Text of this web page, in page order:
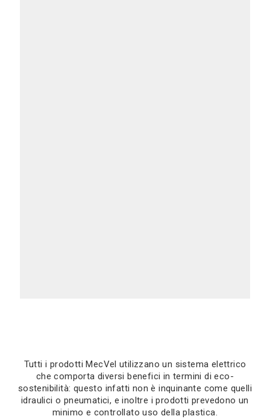
Tutti i prodotti MecVel utilizzano un sistema elettrico
che comporta diversi benefici in termini di eco-
sostenibilità: questo infatti non è inquinante come quelli
idraulici o pneumatici, e inoltre i prodotti prevedono un
minimo e controllato uso della plastica.